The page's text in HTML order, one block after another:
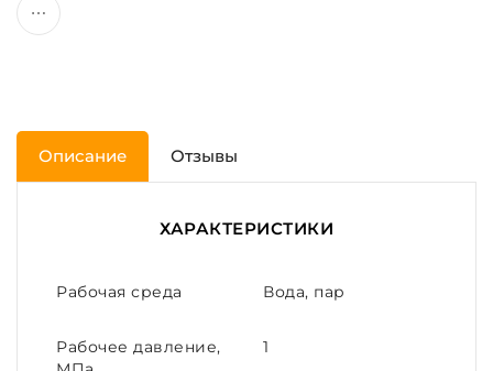
Описание Отзывы
ХАРАКТЕРИСТИКИ
Рабочая среда Вода, пар
Рабочее давление,
1